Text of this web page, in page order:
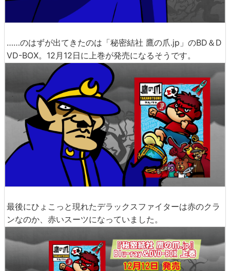
……のはずが出てきたのは「秘密結社 鷹の爪.jp」のBD＆D
VD-BOX。12月12日に上巻が発売になるそうです。
最後にひょこっと現れたデラックスファイターは赤のクラ
ンなのか、赤いスーツになっていました。